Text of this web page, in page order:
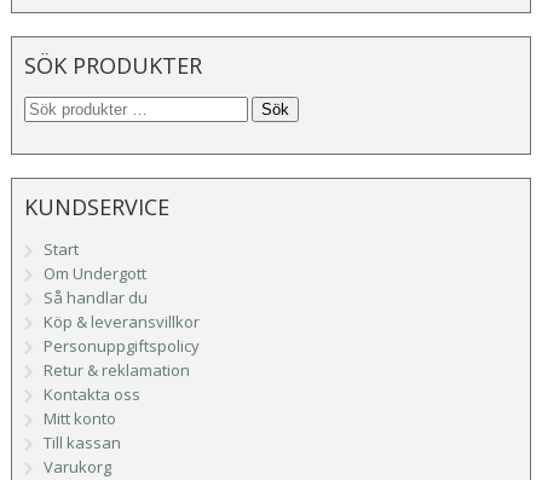
SÖK PRODUKTER
Sök
KUNDSERVICE
Start
Om Undergott
Så handlar du
Köp & leveransvillkor
Personuppgiftspolicy
Retur & reklamation
Kontakta oss
Mitt konto
Till kassan
Varukorg